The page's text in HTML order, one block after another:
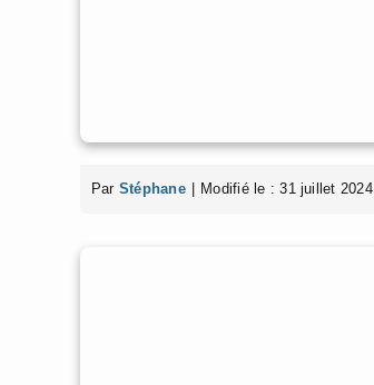
Par Stéphane Modifié le : 31 juillet 2024